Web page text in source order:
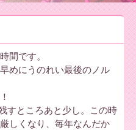
間です。
めにうのれい最後のノル
すところあと少し。この時
しくなり、毎年なんだか